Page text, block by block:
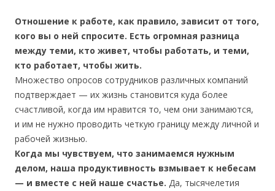
Отношение к работе, как правило, зависит от того,
кого вы о ней спросите. Есть огромная разница
между теми, кто живет, чтобы работать, и теми,
кто работает, чтобы жить.
Множество опросов сотрудников различных компаний
подтверждает — их жизнь становится куда более
счастливой, когда им нравится то, чем они занимаются,
и им не нужно проводить четкую границу между личной и
рабочей жизнью.
Когда мы чувствуем, что занимаемся нужным
делом, наша продуктивность взмывает к небесам
— и вместе с ней наше счастье. Да, тысячелетия